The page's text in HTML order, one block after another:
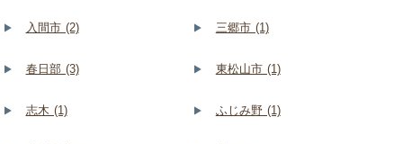
入間市 (2) 三郷市 (1)
春日部 (3) 東松山市 (1)
志木 (1) ふじみ野 (1)